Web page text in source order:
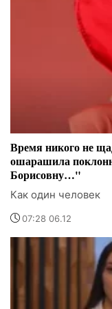
Время никого не
ошарашила
Борисовну…"
Как один человек
07:28 06.12